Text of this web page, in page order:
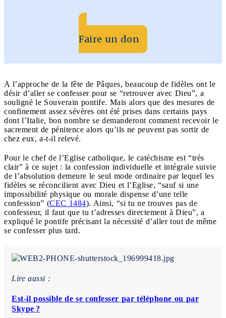
Faire un don
A l’approche de la fête de Pâques, beaucoup de fidèles ont le
désir d’aller se confesser pour se “retrouver avec Dieu”, a
souligné le Souverain pontife. Mais alors que des mesures de
confinement assez sévères ont été prises dans certains pays
dont l’Italie, bon nombre se demanderont comment recevoir le
sacrement de pénitence alors qu’ils ne peuvent pas sortir de
chez eux, a-t-il relevé.
Pour le chef de l’Eglise catholique, le catéchisme est “très
clair” à ce sujet : la confession individuelle et intégrale suivie
de l’absolution demeure le seul mode ordinaire par lequel les
fidèles se réconcilient avec Dieu et l’Eglise, “sauf si une
impossibilité physique ou morale dispense d’une telle
confession” (CEC 1484). Ainsi, “si tu ne trouves pas de
confesseur, il faut que tu t’adresses directement à Dieu”, a
expliqué le pontife précisant la nécessité d’aller tout de même
se confesser plus tard.
Lire aussi :
Est-il possible de se confesser par téléphone ou par
Skype ?